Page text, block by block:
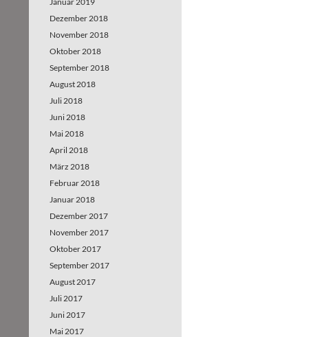
Dezember 2018
November 2018
Oktober 2018
September 2018
August 2018
Juli 2018
Juni 2018
Mai 2018
April 2018
März 2018
Februar 2018
Januar 2018
Dezember 2017
November 2017
Oktober 2017
September 2017
August 2017
Juli 2017
Juni 2017
Mai 2017